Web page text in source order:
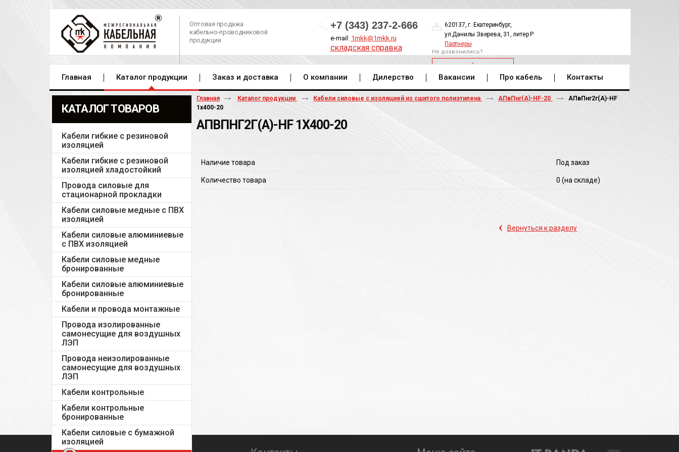
Оптовая продажа
кабельно-проводниковой
продукции
+7 (343) 237-2-666
e-mail: 1mkk@1mkk.ru
складская справка
620137, г. Екатеринбург,
ул.Данилы Зверева, 31, литер Р
Партнеры
Не дозвонились?
ОБРАТНЫЙ ЗВОНОК
Главная Каталог продукции Заказ и доставка О компании Дилерство Вакансии Про кабель Контакты
КАТАЛОГ ТОВАРОВ
Кабели гибкие с резиновой
изоляцией
Кабели гибкие с резиновой
изоляцией хладостойкий
Провода силовые для
стационарной прокладки
Кабели силовые медные с ПВХ
изоляцией
Кабели силовые алюминиевые
с ПВХ изоляцией
Кабели силовые медные
бронированные
Кабели силовые алюминиевые
бронированные
Кабели и провода монтажные
Провода изолированные
самонесущие для воздушных
ЛЭП
Провода неизолированные
самонесущие для воздушных
ЛЭП
Кабели контрольные
Кабели контрольные
бронированные
Кабели силовые с бумажной
изоляцией
Главная Каталог продукции Кабели силовые с изоляцией из сшитого полиэтилена АПвПнг(А)-HF-20
АПвПнг2г(A)-HF
1х400-20
АПВПНГ2Г(A)-HF 1Х400-20
Наличие товара Под заказ
Количество товара 0 (на складе)
‹ Вернуться к разделу